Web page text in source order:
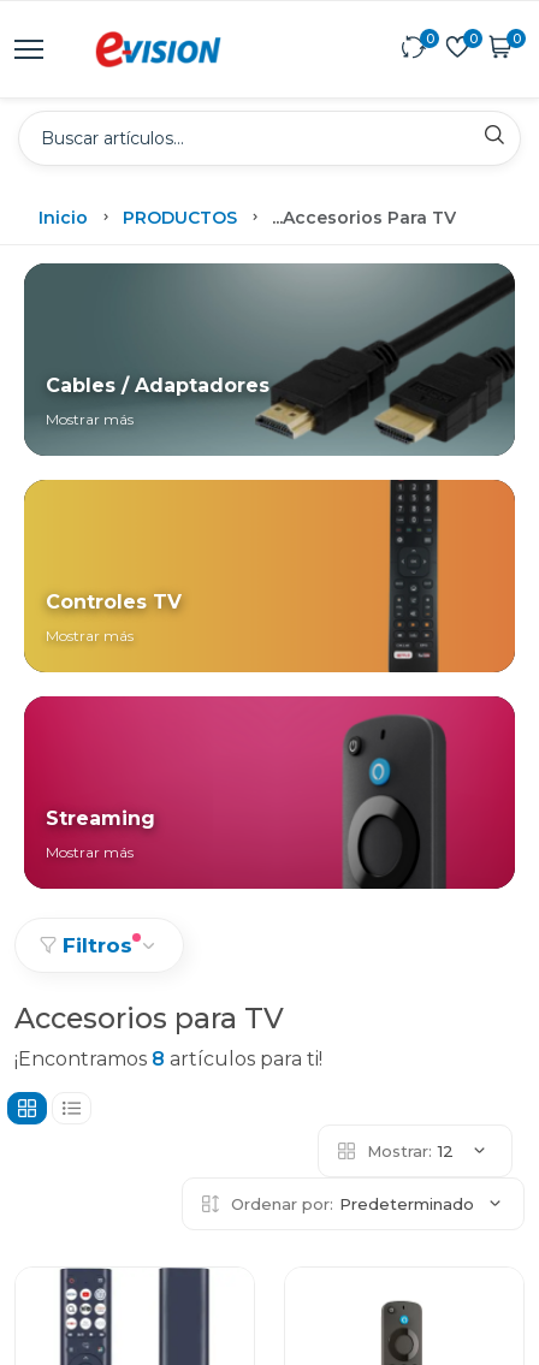
0 0 0
Inicio PRODUCTOS ...Accesorios Para TV
Cables / Adaptadores
Mostrar más
Controles TV
Mostrar más
Streaming
Mostrar más
Filtros
Accesorios para TV
¡Encontramos 8 artículos para ti!
Mostrar: 12
Ordenar por: Predeterminado